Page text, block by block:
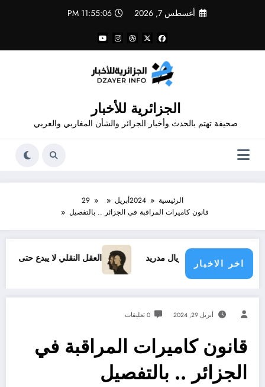
أغسطس 7, 2026 11:55:07 PM
الجزائرية للأخبار
صحيفة تهتم بالحدث وأخبار الجزائر والشأن المغاربي والعربي
الرئيسية 2024أبريل
29
قانون كاميرات المراقبة في الجزائر .. بالتفصيل
اخر الاخبار
مع ريال مدريد العقل النقلي لا يبدع حتى في تجارب حركات
أبريل 29, 2024 0 تعليقات
قانون كاميرات المراقبة في
الجزائر .. بالتفصيل